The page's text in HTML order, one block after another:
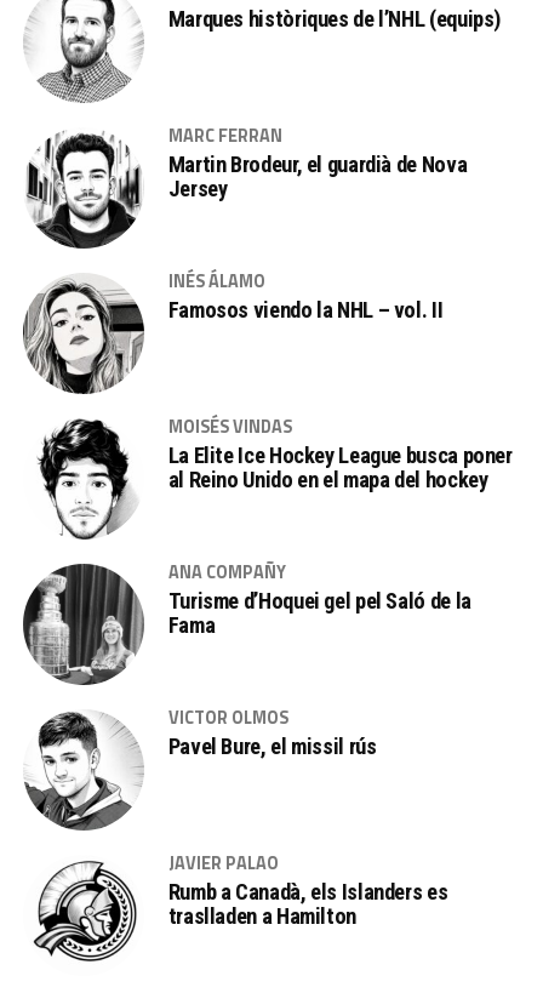
Marques històriques de l’NHL (equips)
MARC FERRAN
Martin Brodeur, el guardià de Nova
Jersey
INÉS ÁLAMO
Famosos viendo la NHL – vol. II
MOISÉS VINDAS
La Elite Ice Hockey League busca poner
al Reino Unido en el mapa del hockey
ANA COMPAÑY
Turisme d’Hoquei gel pel Saló de la
Fama
VICTOR OLMOS
Pavel Bure, el missil rús
JAVIER PALAO
Rumb a Canadà, els Islanders es
traslladen a Hamilton